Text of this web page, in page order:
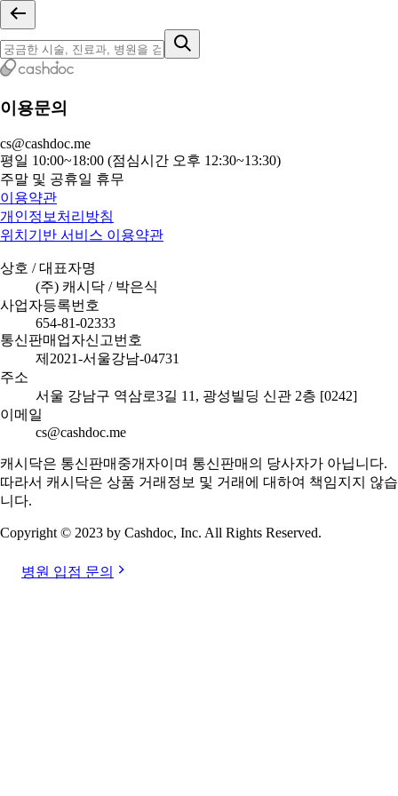
이용문의
cs@cashdoc.me
평일 10:00~18:00 (점심시간 오후 12:30~13:30)
주말 및 공휴일 휴무
이용약관
개인정보처리방침
위치기반 서비스 이용약관
상호 / 대표자명
(주) 캐시닥 / 박은식
사업자등록번호
654-81-02333
통신판매업자신고번호
제2021-서울강남-04731
주소
서울 강남구 역삼로3길 11, 광성빌딩 신관 2층 [0242]
이메일
cs@cashdoc.me
캐시닥은 통신판매중개자이며 통신판매의 당사자가 아닙니다.
따라서 캐시닥은 상품 거래정보 및 거래에 대하여 책임지지 않습
니다.
Copyright © 2023 by Cashdoc, Inc. All Rights Reserved.
병원 입점 문의